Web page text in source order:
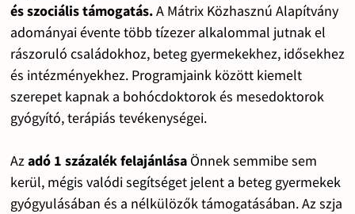
és szociális támogatás.A Mátrix Közhasznú Alapítvány
adományai évente több tízezer alkalommal jutnak el
rászoruló családokhoz, beteg gyermekekhez, idősekhez
és intézményekhez. Programjaink között kiemelt
szerepet kapnak a bohócdoktorok és mesedoktorok
gyógyító, terápiás tevékenységei.
Azadó 1 százalék felajánlásaÖnnek semmibe sem
kerül, mégis valódi segítséget jelent a beteg gyermekek
gyógyulásában és a nélkülözők támogatásában. Az szja